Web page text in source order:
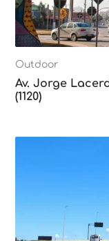
Outdoor
Av. Jorge
(1120)